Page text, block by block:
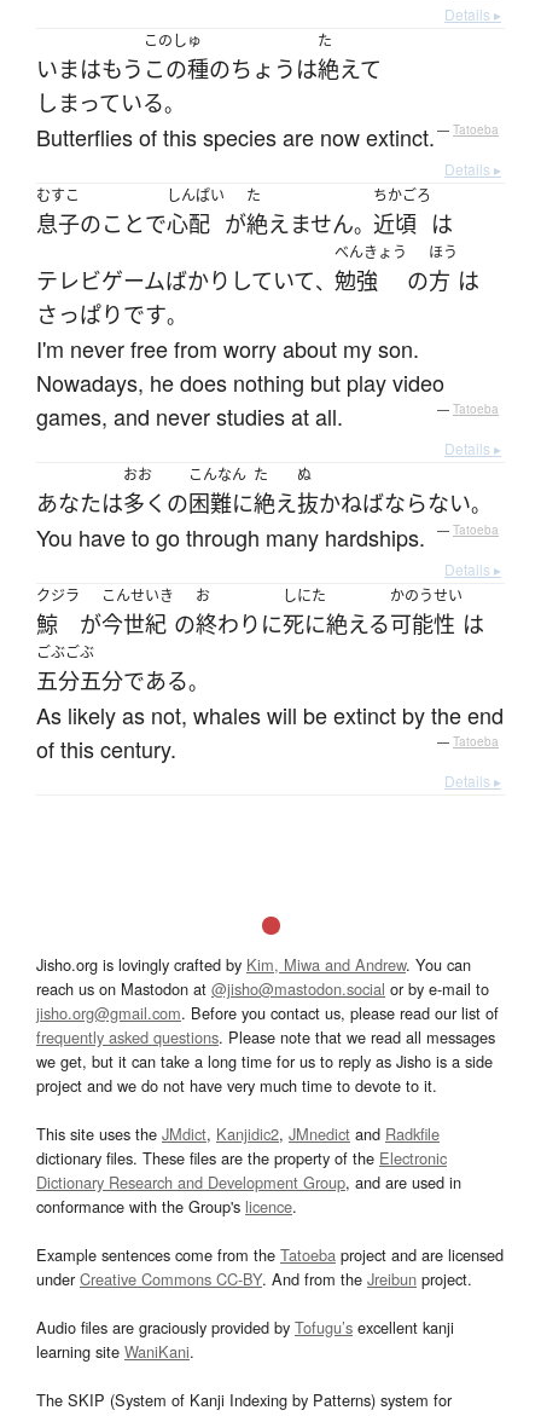
Details ▸
いまはもう
このしゅ
この種のちょう は
た
絶えて
しまっている。
Butterflies of this species are now extinct. — Tatoeba
Details ▸
むすこ
息子のことで
しんぱい
心配 が
た
絶えません。
ちかごろ
近頃 は
テレビゲームばかり していて、
べんきょう
勉強 の
ほう
方 は
さっぱりです。
I'm never free from worry about my son.
Nowadays, he does nothing but play video
games, and never studies at all.
— Tatoeba
Details ▸
あなたは
おお
多く の
こんなん
困難に
た
絶え
ぬ
抜かねばならない。
You have to go through many hardships. — Tatoeba
Details ▸
クジラ
鯨 が
こんせいき
今世紀 の
お
終わり に
しにた
死に絶える
かのうせい
可能性 は
ごぶごぶ
五分五分である。
As likely as not, whales will be extinct by the end
of this century.
— Tatoeba
Details ▸
Jisho.org is lovingly crafted by Kim, Miwa and Andrew. You can
reach us on Mastodon at @jisho@mastodon.social or by e-mail to
jisho.org@gmail.com. Before you contact us, please read our list of
frequently asked questions. Please note that we read all messages
we get, but it can take a long time for us to reply as Jisho is a side
project and we do not have very much time to devote to it.
This site uses the JMdict, Kanjidic2, JMnedict and Radkfile
dictionary files. These files are the property of the Electronic
Dictionary Research and Development Group, and are used in
conformance with the Group's licence.
Example sentences come from the Tatoeba project and are licensed
underCreative Commons CC-BY. And from the Jreibun project.
Audio files are graciously provided by Tofugu’s excellent kanji
learning site WaniKani.
The SKIP (System of Kanji Indexing by Patterns) system for